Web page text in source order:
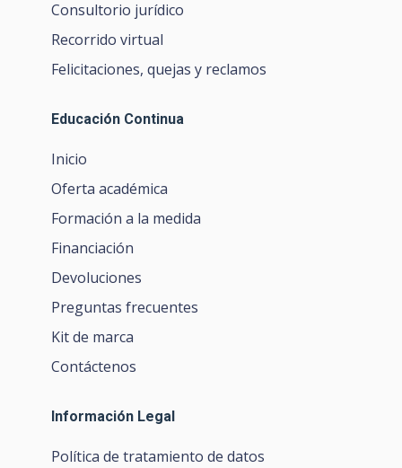
Consultorio jurídico
Recorrido virtual
Felicitaciones, quejas y reclamos
Educación Continua
Inicio
Oferta académica
Formación a la medida
Financiación
Devoluciones
Preguntas frecuentes
Kit de marca
Contáctenos
Información Legal
Política de tratamiento de datos